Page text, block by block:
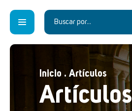
Inicio . Artículos
Artículos